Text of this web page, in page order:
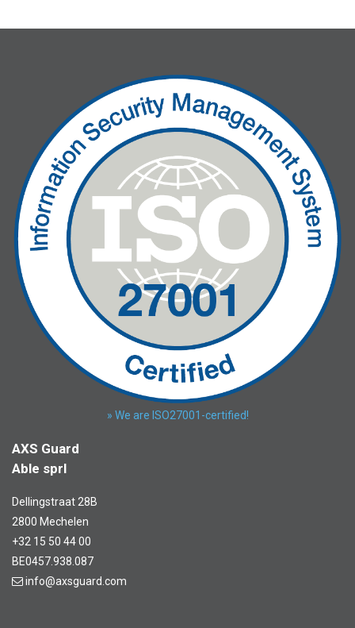
» We are ISO27001-certified!
AXS Guard
Able sprl
Dellingstraat 28B
2800 Mechelen
+32 15 50 44 00
BE0457.938.087
info@axsguard.com